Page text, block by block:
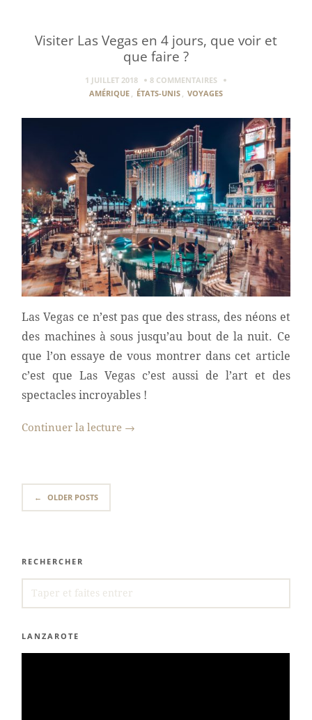
Visiter Las Vegas en 4 jours, que voir et
que faire ?
1 JUILLET 2018
8 COMMENTAIRES
AMÉRIQUE , ÉTATS-UNIS , VOYAGES
Las Vegas ce n’est pas que des strass, des néons et
des machines à sous jusqu’au bout de la nuit. Ce
que l’on essaye de vous montrer dans cet article
c’est que Las Vegas c’est aussi de l’art et des
spectacles incroyables !
Continuer la lecture →
← OLDER POSTS
RECHERCHER
FOR:
LANZAROTE